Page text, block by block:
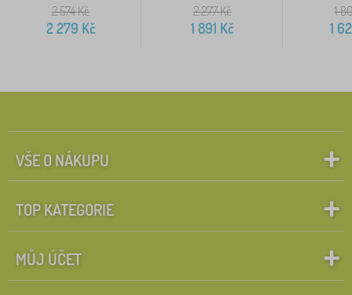
2 574Kč
2 279 Kč
2 277Kč
1 891 Kč
1
1
VŠE O NÁKUPU
TOP KATEGORIE
MŮJ ÚČET